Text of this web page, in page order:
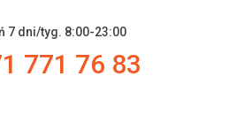
7 dni/tyg. 8:00-23:00
771 76 83